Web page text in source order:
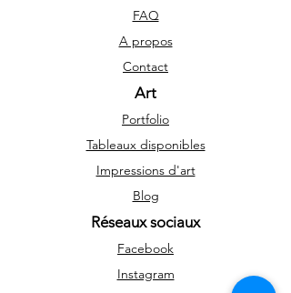
FAQ
A propos
Contact
Art
Portfolio
Tableaux disponibles
Impressions d'art
Blog
Réseaux sociaux
Facebook
Instagram